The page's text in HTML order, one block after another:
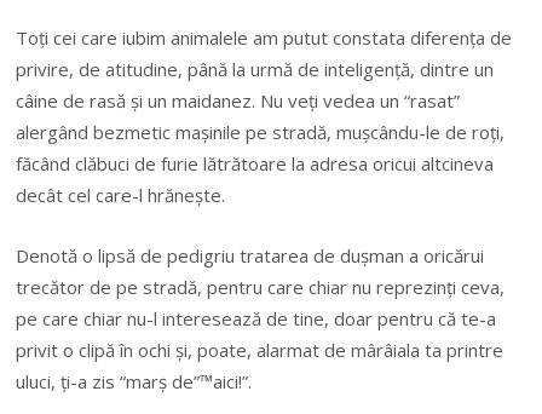
Toți cei care iubim animalele am putut constata diferența de
privire, de atitudine, până la urmă de inteligență, dintre un
câine de rasă și un maidanez. Nu veți vedea un “rasat”
alergând bezmetic mașinile pe stradă, mușcându-le de roți,
făcând clăbuci de furie lătrătoare la adresa oricui altcineva
decât cel care-l hrănește.
Denotă o lipsă de pedigriu tratarea de dușman a oricărui
trecător de pe stradă, pentru care chiar nu reprezinți ceva,
pe care chiar nu-l interesează de tine, doar pentru că te-a
privit o clipă în ochi și, poate, alarmat de mârâiala ta printre
uluci, ți-a zis “marș de”™aici!”.